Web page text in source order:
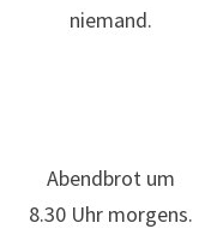
niemand.
Abendbrot um
8.30 Uhr morgens.